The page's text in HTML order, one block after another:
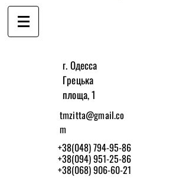
г. Одесса
Грецька
площа, 1
tmzitta@gmail.co
m
+38(048) 794-95-86
+38(094) 951-25-86
+38(068) 906-60-21